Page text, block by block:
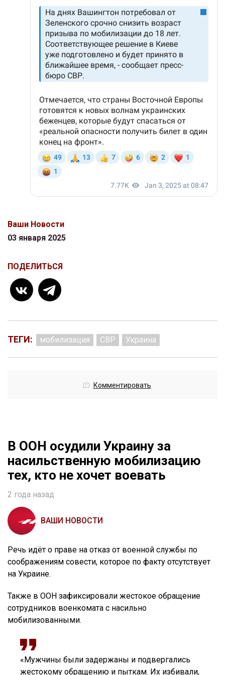
Ваши Новости
03 января 2025
ПОДЕЛИТЬСЯ
ТЕГИ: мобилизация СВР Украина
Комментировать
В ООН осудили Украину за
насильственную мобилизацию
тех, кто не хочет воевать
2 года назад
ВАШИ НОВОСТИ
Речь идёт о праве на отказ от военной службы по
соображениям совести, которое по факту отсутствует
на Украине.
Также в ООН зафиксировали жестокое обращение
сотрудников военкомата с насильно
мобилизованными.
«Мужчины были задержаны и подвергались
жестокому обращению и пыткам. Их избивали,